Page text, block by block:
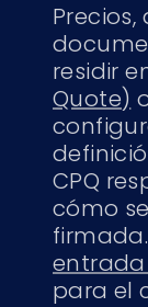
residir
Quote)
CPQ
cómo
entrada
para el